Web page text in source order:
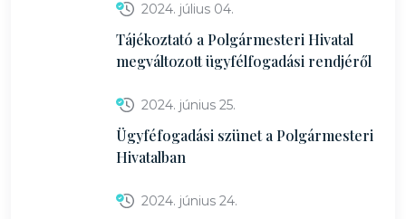
2024. július 04.
Tájékoztató a Polgármesteri Hivatal
megváltozott ügyfélfogadási rendjéről
2024. június 25.
Ügyféfogadási szünet a Polgármesteri
Hivatalban
2024. június 24.